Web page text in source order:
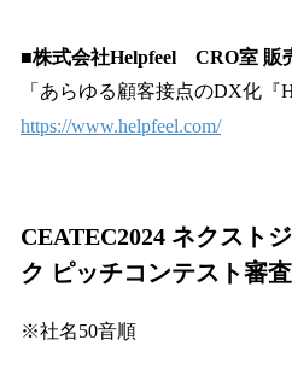
■株式会社Helpfeel CRO室 販
「あらゆる顧客接点のDX化『
https://www.helpfeel.com/
CEATEC2024 ネクスト
ク ピッチコンテスト審
※社名50音順